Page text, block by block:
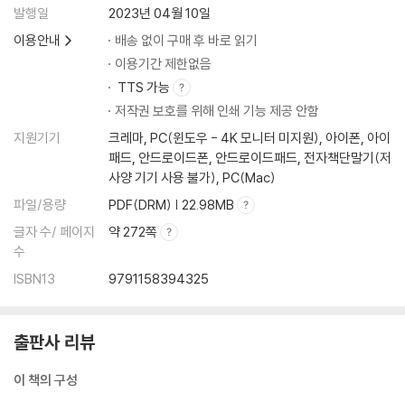
___VBA? 매크로? 함수?
___함수와 조건부 서식 대신 VBA로 한 방에!
11. VBA 편집기 사용법
___VBA 바로가기 메뉴가 안 보인다면?
___VBA 편집기 화면 구성
___VBA 코드 실행하기
___ChatGPT로 엑셀 매크로
12. 수주 확률과 현재 상황이 맞지 않는 데이터를 VBA로 찾기
___현재 상황이 계약 완료면 수주 확률을 100%로 만드는 VBA 코드
___ChatGPT가 다 해주지만 그래도 알면 더 좋은 코드의 의미
13. 영업사원 코드를 VBA로 교차 확인하기
___영업사원 코드를 교차 확인하자
___ChatGPT에게 VBA 코드를 짜 달라고 하자
___영업 시작일이 이상한 날짜를 찾아 바꾸자
15. VBA를 이용해 여러 파일 내용을 하나의 파일로 합치기
발행일
2023년 04월 10일
이용안내
배송 없이 구매 후 바로 읽기
이용기간 제한없음
TTS 가능
저작권 보호를 위해 인쇄 기능 제공 안함
지원기기
크레마, PC(윈도우 - 4K 모니터 미지원), 아이폰, 아이
패드, 안드로이드폰, 안드로이드패드, 전자책단말기(저
사양 기기 사용 불가), PC(Mac)
파일/용량
PDF(DRM) | 22.98MB
글자 수/ 페이지
수
약 272쪽
ISBN13 9791158394325
출판사 리뷰
이 책의 구성